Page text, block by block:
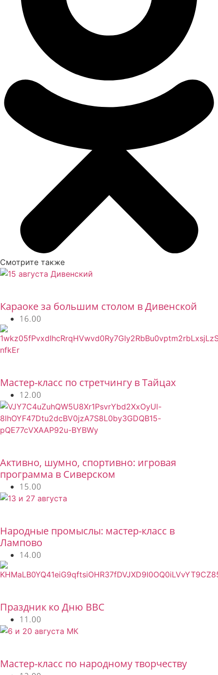
Смотрите также
Караоке за большим столом в Дивенской
16.00
Мастер-класс по стретчингу в Тайцах
12.00
Активно, шумно, спортивно: игровая
программа в Сиверском
15.00
Народные промыслы: мастер-класс в
Лампово
14.00
Праздник ко Дню ВВС
11.00
Мастер-класс по народному творчеству